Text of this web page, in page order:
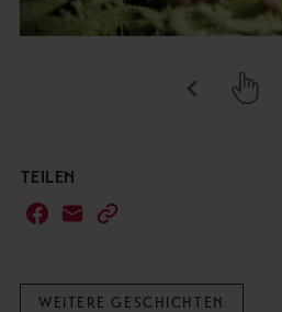
TEILEN
WEITERE GESCHICHTEN